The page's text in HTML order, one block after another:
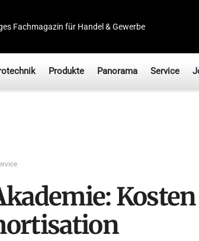
Fachmagazin für Handel & Gewerbe
Produkte Panorama Service